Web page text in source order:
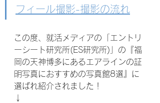
フィール撮影-撮影の流れ
この度、就活メディアの「エントリ
ーシート研究所(ES研究所)」の『福
岡の天神博多にあるエアラインの証
明写真におすすめの写真館8選』に
選ばれ紹介されました！
↓